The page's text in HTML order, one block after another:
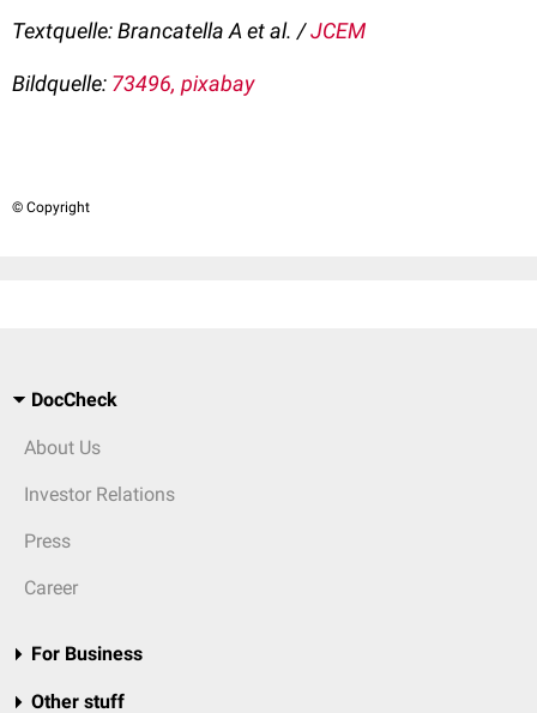
Textquelle: Brancatella A et al. /JCEM
Bildquelle: 73496, pixabay
© Copyright
DocCheck
About Us
Investor Relations
Press
Career
For Business
Other stuff